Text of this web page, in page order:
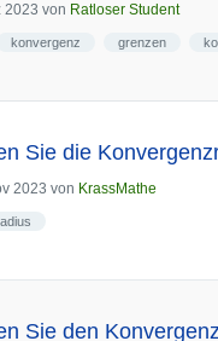
2023 von Ratloser Student
konvergenz grenzen
Sie die
2023 von KrassMathe
Sie den